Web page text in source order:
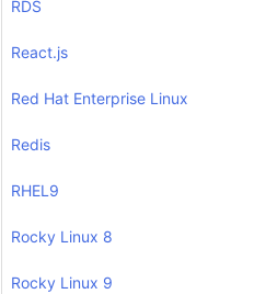
RDS
React.js
Red Hat Enterprise Linux
Redis
RHEL9
Rocky Linux 8
Rocky Linux 9